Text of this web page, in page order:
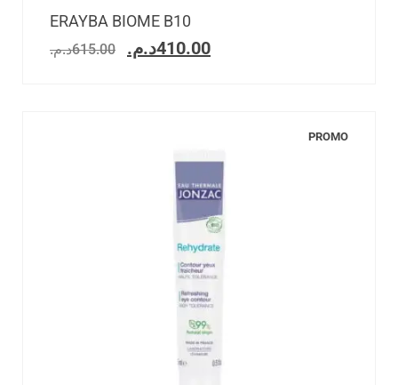
ERAYBA BIOME B10
615.00د.م. 410.00د.م.
PROMO